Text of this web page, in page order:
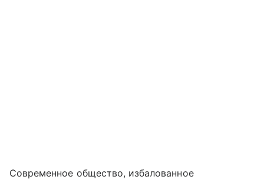
Современное общество, избалованное